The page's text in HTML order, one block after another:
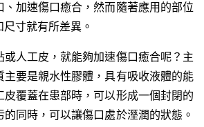
加速傷口癒合，然而隨著應用的部位
寸就有所差異。
人工皮，就能夠加速傷口癒合呢？主
主要是親水性膠體，具有吸收液體的能
皮覆蓋在患部時，可以形成一個封閉的
同時，可以讓傷口處於溼潤的狀態。